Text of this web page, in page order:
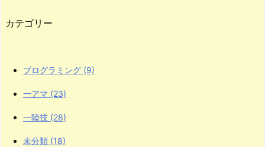
カテゴリー
プログラミング (9)
一アマ (23)
一陸技 (28)
未分類 (18)